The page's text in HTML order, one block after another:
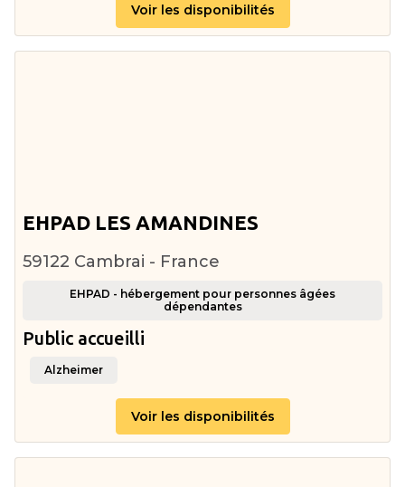
Voir les disponibilités
EHPAD LES AMANDINES
59122 Cambrai - France
EHPAD - hébergement pour personnes âgées
dépendantes
Public accueilli
Alzheimer
Voir les disponibilités